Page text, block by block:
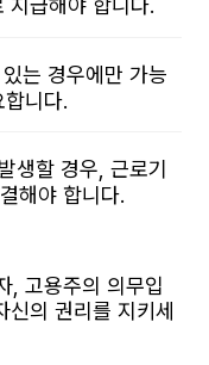
지급해야 합니다.
는 경우에만 가능
니다.
생할 경우, 근로기
해야 합니다.
, 고용주의 의무입
의 권리를 지키세